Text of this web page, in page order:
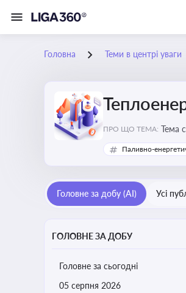
Головна Теми в центрі уваги
ПРО ЩО ТЕМА: Тема
Паливно-
Головне за добу (AI) Усі
ГОЛОВНЕ ЗА ДОБУ
Головне за сьогодні
05 серпня 2026